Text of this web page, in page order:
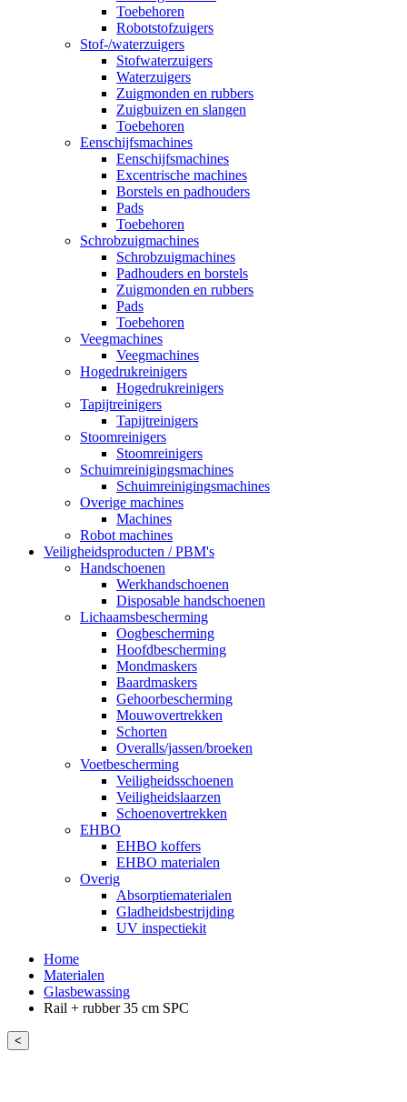
Toebehoren
Robotstofzuigers
Stof-/waterzuigers
Stofwaterzuigers
Waterzuigers
Zuigmonden en rubbers
Zuigbuizen en slangen
Toebehoren
Eenschijfsmachines
Eenschijfsmachines
Excentrische machines
Borstels en padhouders
Pads
Toebehoren
Schrobzuigmachines
Schrobzuigmachines
Padhouders en borstels
Zuigmonden en rubbers
Pads
Toebehoren
Veegmachines
Veegmachines
Hogedrukreinigers
Hogedrukreinigers
Tapijtreinigers
Tapijtreinigers
Stoomreinigers
Stoomreinigers
Schuimreinigingsmachines
Schuimreinigingsmachines
Overige machines
Machines
Robot machines
Veiligheidsproducten / PBM's
Handschoenen
Werkhandschoenen
Disposable handschoenen
Lichaamsbescherming
Oogbescherming
Hoofdbescherming
Mondmaskers
Baardmaskers
Gehoorbescherming
Mouwovertrekken
Schorten
Overalls/jassen/broeken
Voetbescherming
Veiligheidsschoenen
Veiligheidslaarzen
Schoenovertrekken
EHBO
EHBO koffers
EHBO materialen
Overig
Absorptiematerialen
Gladheidsbestrijding
UV inspectiekit
Home
Materialen
Glasbewassing
Rail + rubber 35 cm SPC
<